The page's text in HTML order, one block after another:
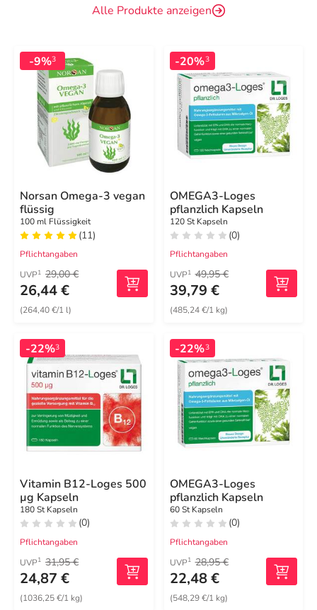
Alle Produkte anzeigen
-9%3
Norsan Omega-3 vegan
flüssig
100 ml Flüssigkeit
(11)
Pflichtangaben
UVP1 29,00 €
26,44 €
(264,40 €/1 l)
-20%3
OMEGA3-Loges
pflanzlich Kapseln
120 St Kapseln
(0)
Pflichtangaben
UVP1 49,95 €
39,79 €
(485,24 €/1 kg)
-22%3
Vitamin B12-Loges 500
µg Kapseln
180 St Kapseln
(0)
Pflichtangaben
UVP1 31,95 €
24,87 €
(1036,25 €/1 kg)
-22%3
OMEGA3-Loges
pflanzlich Kapseln
60 St Kapseln
(0)
Pflichtangaben
UVP1 28,95 €
22,48 €
(548,29 €/1 kg)